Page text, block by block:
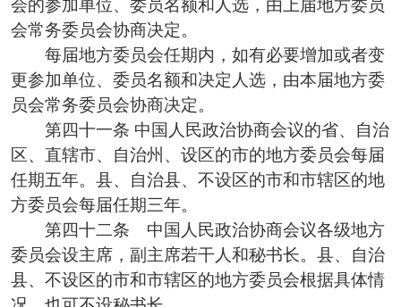
会常务委员会协商决定。
每届地方委员会任期内，如有必要增加或者变
更参加单位、委员名额和决定人选，由本届地方委
员会常务委员会协商决定。
第四十一条 中国人民政治协商会议的省、自治
区、直辖市、自治州、设区的市的地方委员会每届
任期五年。县、自治县、不设区的市和市辖区的地
方委员会每届任期三年。
第四十二条 中国人民政治协商会议各级地方
委员会设主席，副主席若干人和秘书长。县、自治
县、不设区的市和市辖区的地方委员会根据具体情